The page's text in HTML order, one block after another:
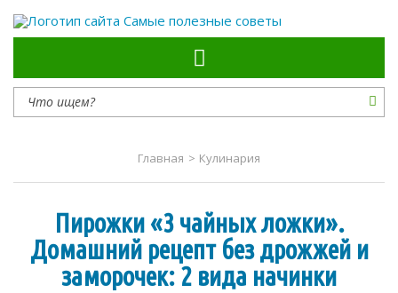
Самые полезные советы
Главная > Кулинария
Пирожки «3 чайных ложки».
Домашний рецепт без дрожжей и
заморочек: 2 вида начинки